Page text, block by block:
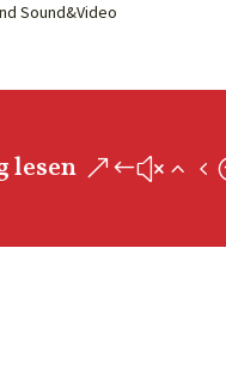
Sound&Video
lesen